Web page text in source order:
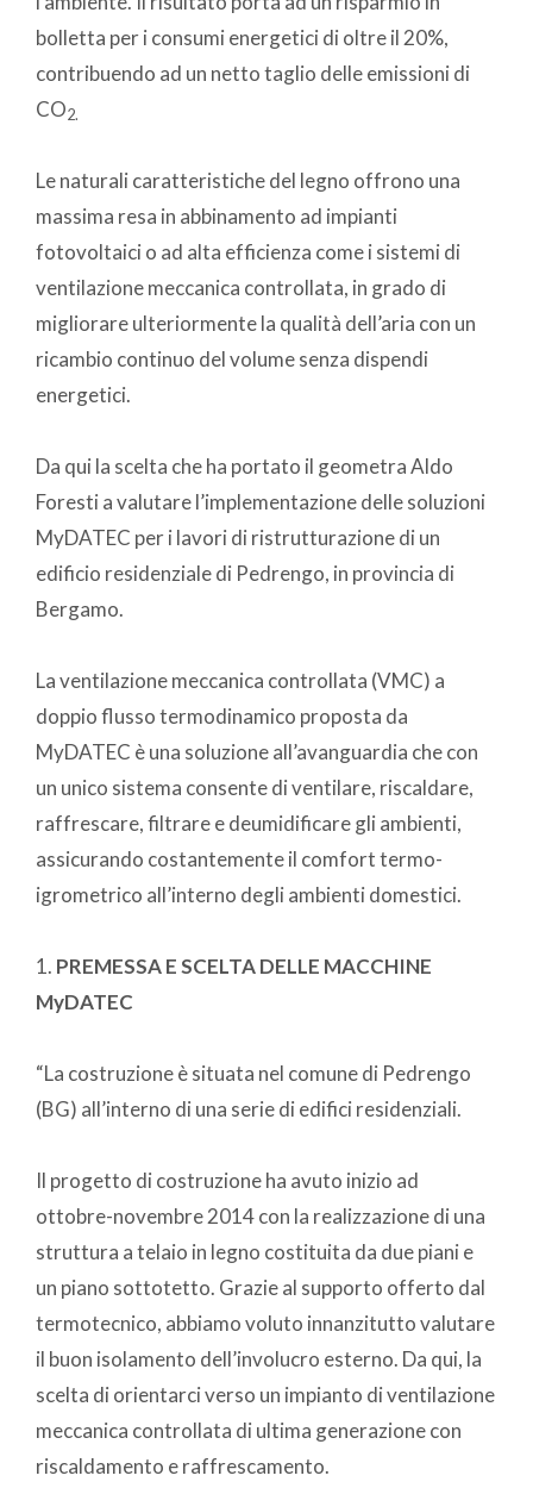
bolletta per i consumi energetici di oltre il 20%,
contribuendo ad un netto taglio delle emissioni di
CO2.
Le naturali caratteristiche del legno offrono una
massima resa in abbinamento ad impianti
fotovoltaici o ad alta efficienza come i sistemi di
ventilazione meccanica controllata, in grado di
migliorare ulteriormente la qualità dell’aria con un
ricambio continuo del volume senza dispendi
energetici.
Da qui la scelta che ha portato il geometra Aldo
Foresti a valutare l’implementazione delle soluzioni
MyDATEC per i lavori di ristrutturazione di un
edificio residenziale di Pedrengo, in provincia di
Bergamo.
La ventilazione meccanica controllata (VMC) a
doppio flusso termodinamico proposta da
MyDATEC è una soluzione all’avanguardia che con
un unico sistema consente di ventilare, riscaldare,
raffrescare, filtrare e deumidificare gli ambienti,
assicurando costantemente il comfort termo-
igrometrico all’interno degli ambienti domestici.
1. PREMESSA E SCELTA DELLE MACCHINE
MyDATEC
“La costruzione è situata nel comune di Pedrengo
(BG) all’interno di una serie di edifici residenziali.
Il progetto di costruzione ha avuto inizio ad
ottobre-novembre 2014 con la realizzazione di una
struttura a telaio in legno costituita da due piani e
un piano sottotetto. Grazie al supporto offerto dal
termotecnico, abbiamo voluto innanzitutto valutare
il buon isolamento dell’involucro esterno. Da qui, la
scelta di orientarci verso un impianto di ventilazione
meccanica controllata di ultima generazione con
riscaldamento e raffrescamento.